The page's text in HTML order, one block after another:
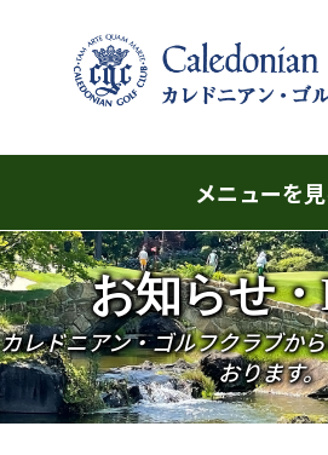
メニューを
コ
ン
テ
ン
ツ
お知らせ
カレドニアン・ゴルフクラブか
おります。